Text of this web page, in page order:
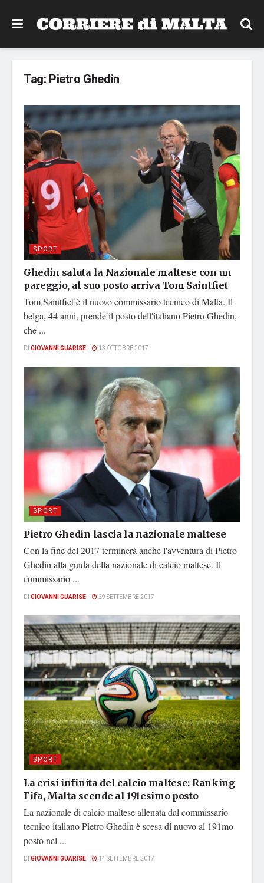
Tag: Pietro Ghedin
SPORT
Ghedin saluta la Nazionale maltese con un
pareggio, al suo posto arriva Tom Saintfiet
Tom Saintfiet è il nuovo commissario tecnico di Malta. Il
belga, 44 anni, prende il posto dell'italiano Pietro Ghedin,
che ...
DI GIOVANNI GUARISE 13 OTTOBRE 2017
SPORT
Pietro Ghedin lascia la nazionale maltese
Con la fine del 2017 terminerà anche l'avventura di Pietro
Ghedin alla guida della nazionale di calcio maltese. Il
commissario ...
DI GIOVANNI GUARISE 29 SETTEMBRE 2017
SPORT
La crisi infinita del calcio maltese: Ranking
Fifa, Malta scende al 191esimo posto
La nazionale di calcio maltese allenata dal commissario
tecnico italiano Pietro Ghedin è scesa di nuovo al 191mo
posto nel ...
DI GIOVANNI GUARISE 14 SETTEMBRE 2017